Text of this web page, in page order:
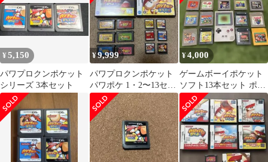
¥5,150
パワプロクンポケット
シリーズ 3本セット
¥9,999
パワプロクンポケット
パワポケ 1・2〜13セッ
ト
¥4,000
ゲームボーイポケット
ソフト13本セット ポケ
モン赤 カービィ ワリオ
ランド